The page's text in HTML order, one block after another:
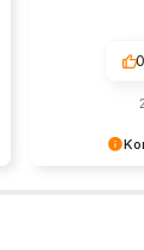
0